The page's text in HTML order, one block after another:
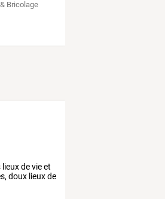
Bricolage
de vie et
doux lieux de